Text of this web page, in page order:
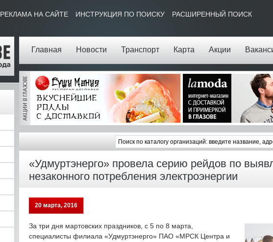
Главная Новости Транспорт Карта Акции
РЕКЛАМА НА САЙТЕ ИНСТРУКЦИЯ ПО ПОИСКУ РАСШИРЕННЫЙ ПОИСК
«Удмуртэнерго» провела серию рейдов по
незаконного потребления электроэнергии
20 марта, 2016
За три дня мартовских праздников, с 5 по 8 марта,
специалисты филиала «Удмуртэнерго» ПАО «МРСК Центра и